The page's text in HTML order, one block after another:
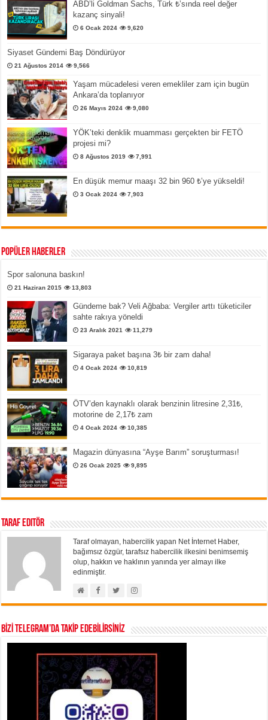
ABD’li Goldman Sachs, Türk ₺’sında reel değer
kazanç sinyali!
6 Ocak 2024 9,620
Siyaset Gündemi Baş Döndürüyor
21 Ağustos 2014 9,566
Yaşam mücadelesi veren emekliler zam için bugün
Ankara’da toplanıyor
26 Mayıs 2024 9,080
YÖK’teki denklik muamması gerçekten bir FETÖ
projesi mi?
8 Ağustos 2019 7,991
En düşük memur maaşı 32 bin 960 ₺’ye yükseldi!
3 Ocak 2024 7,903
Popüler Haberler
Spor salonuna baskın!
21 Haziran 2015 13,803
Gündeme bak? Veli Ağbaba: Vergiler arttı tüketiciler
sahte rakıya yöneldi
23 Aralık 2021 11,279
Sigaraya paket başına 3₺ bir zam daha!
4 Ocak 2024 10,819
ÖTV’den kaynaklı olarak benzinin litresine 2,31₺,
motorine de 2,17₺ zam
4 Ocak 2024 10,385
Magazin dünyasına “Ayşe Barım” soruşturması!
26 Ocak 2025 9,895
Taraf Editör
Taraf olmayan, habercilik yapan Net İnternet Haber,
bağımsız özgür, tarafsız habercilik ilkesini benimsemiş
olup, hakkın ve haklının yanında yer almayı ilke
edinmiştir.
BİZİ TELEGRAM’DA TAKİP EDEBİLİRSİNİZ